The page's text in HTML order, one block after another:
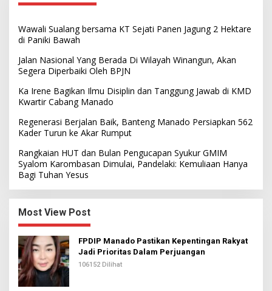
Wawali Sualang bersama KT Sejati Panen Jagung 2 Hektare
di Paniki Bawah
Jalan Nasional Yang Berada Di Wilayah Winangun, Akan
Segera Diperbaiki Oleh BPJN
Ka Irene Bagikan Ilmu Disiplin dan Tanggung Jawab di KMD
Kwartir Cabang Manado
Regenerasi Berjalan Baik, Banteng Manado Persiapkan 562
Kader Turun ke Akar Rumput
Rangkaian HUT dan Bulan Pengucapan Syukur GMIM
Syalom Karombasan Dimulai, Pandelaki: Kemuliaan Hanya
Bagi Tuhan Yesus
Most View Post
FPDIP Manado Pastikan Kepentingan Rakyat
Jadi Prioritas Dalam Perjuangan
106152 Dilihat